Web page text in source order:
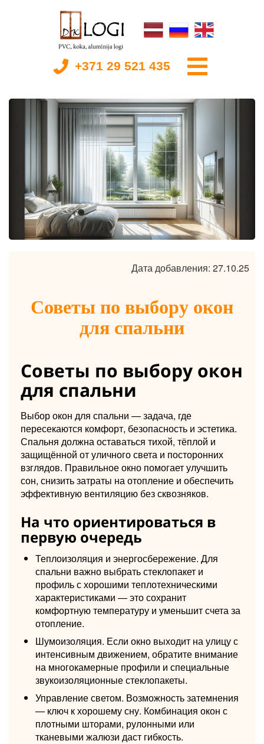
+371 29 521 435
Дата добавления: 27.10.25
Советы по выбору окон
для спальни
Советы по выбору окон
для спальни
Выбор окон для спальни — задача, где
пересекаются комфорт, безопасность и эстетика.
Спальня должна оставаться тихой, тёплой и
защищённой от уличного света и посторонних
взглядов. Правильное окно помогает улучшить
сон, снизить затраты на отопление и обеспечить
эффективную вентиляцию без сквозняков.
На что ориентироваться в
первую очередь
Теплоизоляция и энергосбережение. Для
спальни важно выбрать стеклопакет и
профиль с хорошими теплотехническими
характеристиками — это сохранит
комфортную температуру и уменьшит счета за
отопление.
Шумоизоляция. Если окно выходит на улицу с
интенсивным движением, обратите внимание
на многокамерные профили и специальные
звукоизоляционные стеклопакеты.
Управление светом. Возможность затемнения
— ключ к хорошему сну. Комбинация окон с
плотными шторами, рулонными или
тканевыми жалюзи даст гибкость.